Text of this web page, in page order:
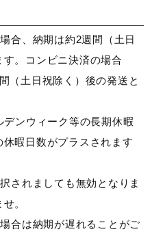
合、納期は約2週間（土日
。コンビニ決済の場合
（土日祝除く）後の発送と
ンウィーク等の長期休暇
暇日数がプラスされます
されましても無効となりま
。
合は納期が遅れることがご